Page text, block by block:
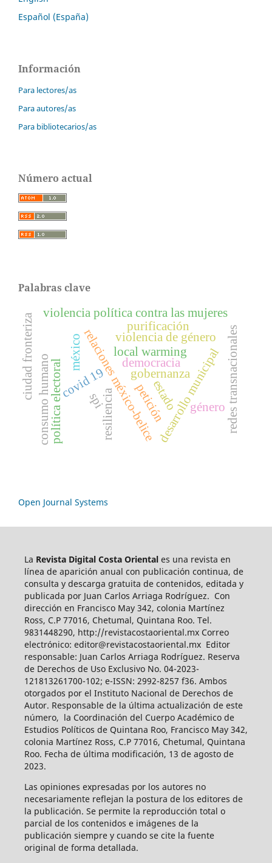
Español (España)
Información
Para lectores/as
Para autores/as
Para bibliotecarios/as
Número actual
Palabras clave
relaciones méxico-belice
violencia política contra las mujeres
violencia de género
covid 19 desarrollo municipal
gobernanza
política electoral género
consumo humano democracia
spi
local warming
purificación
méxico redes transnacionales
ciudad fronteriza
resiliencia petición
estado
Open Journal Systems
La Revista Digital Costa Orientales una revista en
línea de aparición anual con publicación continua, de
consulta y descarga gratuita de contenidos, editada y
publicada por Juan Carlos Arriaga Rodríguez. Con
dirección en Francisco May 342, colonia Martínez
Ross, C.P 77016, Chetumal, Quintana Roo. Tel.
9831448290, http://revistacostaoriental.mx Correo
electrónico: editor@revistacostaoriental.mx Editor
responsable: Juan Carlos Arriaga Rodríguez. Reserva
de Derechos de Uso Exclusivo No. 04-2023-
121813261700-102; e-ISSN: 2992-8257 f36. Ambos
otorgados por el Instituto Nacional de Derechos de
Autor. Responsable de la última actualización de este
número, la Coordinación del Cuerpo Académico de
Estudios Políticos de Quintana Roo, Francisco May 342,
colonia Martínez Ross, C.P 77016, Chetumal, Quintana
Roo. Fecha de última modificación, 13 de agosto de
2023.
Las opiniones expresadas por los autores no
necesariamente reflejan la postura de los editores de
la publicación. Se permite la reproducción total o
parcial de los contenidos e imágenes de la
publicación siempre y cuando se cite la fuente
original de forma detallada.